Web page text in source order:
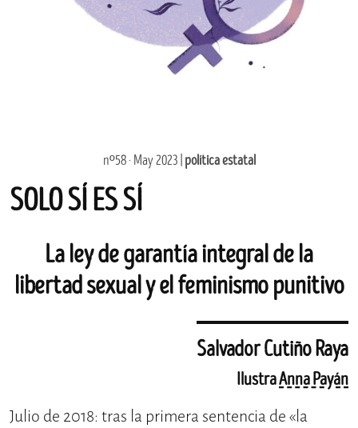
nº58 · May 2023 | política estatal
SOLO SÍ ES SÍ
La ley de garantía integral de la
libertad sexual y el feminismo punitivo
Salvador Cutiño Raya
IlustraAnna Payán
Julio de 2018: tras la primera sentencia de «la